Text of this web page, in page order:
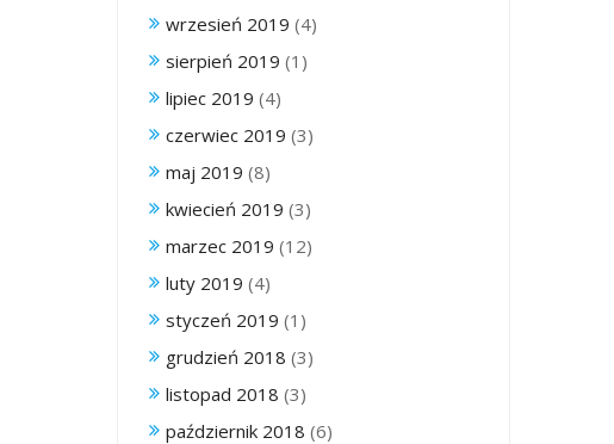
wrzesień 2019 (4)
sierpień 2019 (1)
lipiec 2019 (4)
czerwiec 2019 (3)
maj 2019 (8)
kwiecień 2019 (3)
marzec 2019 (12)
luty 2019 (4)
styczeń 2019 (1)
grudzień 2018 (3)
listopad 2018 (3)
październik 2018 (6)